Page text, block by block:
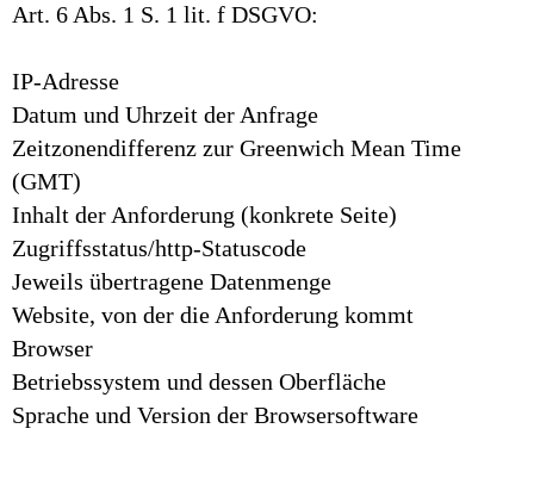
Art. 6 Abs. 1 S. 1 lit. f DSGVO:
IP-Adresse
Datum und Uhrzeit der Anfrage
Zeitzonendifferenz zur Greenwich Mean Time
(GMT)
Inhalt der Anforderung (konkrete Seite)
Zugriffsstatus/http-Statuscode
Jeweils übertragene Datenmenge
Website, von der die Anforderung kommt
Browser
Betriebssystem und dessen Oberfläche
Sprache und Version der Browsersoftware